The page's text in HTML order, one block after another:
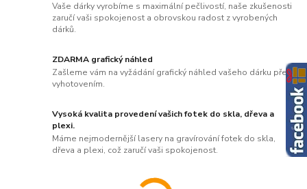
Vaše dárky vyrobíme s maximální pečlivostí, naše zkušenosti
zaručí vaši spokojenost a obrovskou radost z vyrobených
dárků.
ZDARMA grafický náhled
Zašleme vám na vyžádání grafický náhled vašeho dárku před
vyhotovením.
Vysoká kvalita provedení vašich fotek do skla, dřeva a
plexi.
Máme nejmodernější lasery na gravírování fotek do skla,
dřeva a plexi, což zaručí vaši spokojenost.